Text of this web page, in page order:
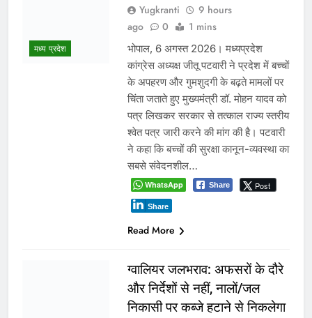
वादे कर मुकर जाना भाजपा की
पहचान, किसान फिर ठगे जा रहे :
कमलनाथ
Yugkranti
2 days
ago
0 1 mins
पूर्व मुख्यमंत्री बोले- मूंग खरीदी और खाद
उपलब्धता के वादे पूरे नहीं हुए, सरकार
किसानों को दोबारा आंदोलन के लिए मजबूर
कर रही है। भोपाल, 4 अगस्त 2026। पूर्व
मुख्यमंत्री ने भाजपा सरकार पर किसानों से
किए गए वादे पूरे नहीं करने का आरोप लगाया
आंदोलन के…
Read More